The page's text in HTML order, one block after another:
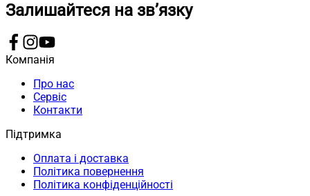
Залишайтеся на зв’язку
Компанія
Про нас
Сервіс
Контакти
Підтримка
Оплата і доставка
Політика повернення
Політика конфіденційності